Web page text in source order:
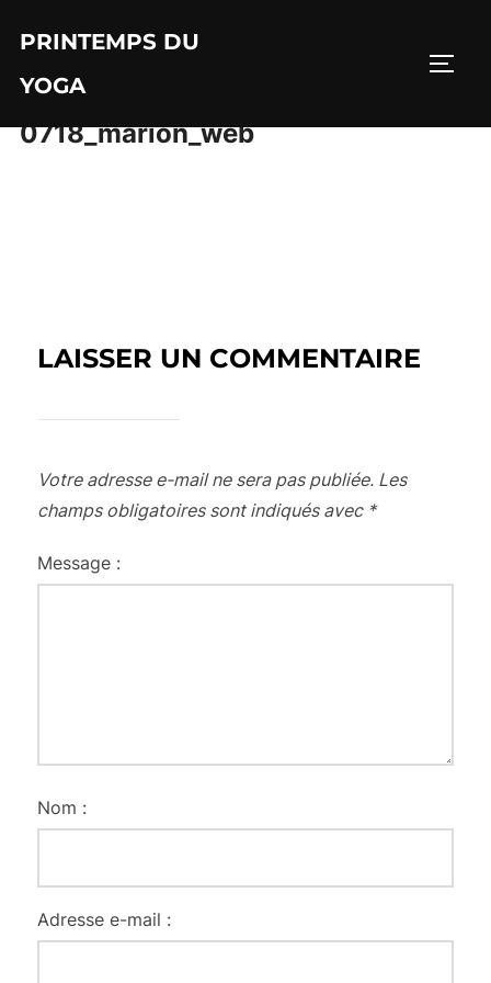
contenu
PRINTEMPS DU
YOGA
0718_marion_web
LAISSER UN COMMENTAIRE
Votre adresse e-mail ne sera pas publiée. Les
champs obligatoires sont indiqués avec *
Message :
Nom :
Adresse e-mail :